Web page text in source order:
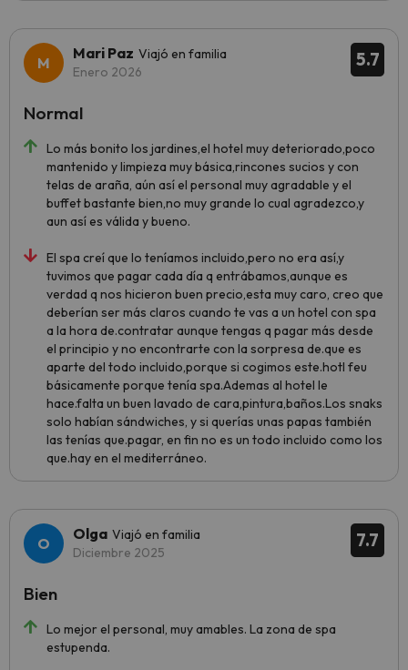
5.7
Mari Paz Viajó en familia
Enero 2026
Lo más bonito los jardines,el hotel muy deteriorado,poco
mantenido y limpieza muy básica,rincones sucios y con
telas de araña, aún así el personal muy agradable y el
buffet bastante bien,no muy grande lo cual agradezco,y
aun así es válida y bueno.
El spa creí que lo teníamos incluido,pero no era así,y
tuvimos que pagar cada día q entrábamos,aunque es
verdad q nos hicieron buen precio,esta muy caro, creo que
deberían ser más claros cuando te vas a un hotel con spa
a la hora de.contratar aunque tengas q pagar más desde
el principio y no encontrarte con la sorpresa de.que es
aparte del todo incluido,porque si cogimos este.hotl feu
básicamente porque tenía spa.Ademas al hotel le
hace.falta un buen lavado de cara,pintura,baños.Los snaks
solo habían sándwiches, y si querías unas papas también
las tenías que.pagar, en fin no es un todo incluido como los
que.hay en el mediterráneo.
Normal
7.7
Olga Viajó en familia
Diciembre 2025
Lo mejor el personal, muy amables. La zona de spa
estupenda.
Bien